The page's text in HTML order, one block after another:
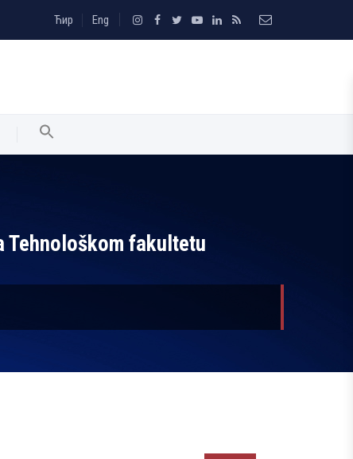
Ћир Eng
Tehnološkom fakultetu